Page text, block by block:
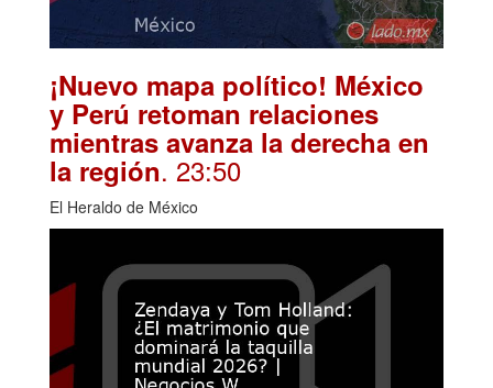
¡Nuevo mapa político! México
y Perú retoman relaciones
mientras avanza la derecha en
la región. 23:50
El Heraldo de México